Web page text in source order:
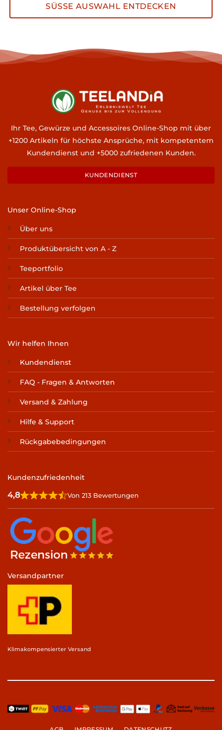
SÜSSE AUSWAHL ENTDECKEN
Ihr Tee, Gewürze und Accessoires Online-Shop mit über
+1200 Artikeln für höchste Ansprüche, mit kompetentem
Kundendienst und +5000 zufriedenen Kunden.
KUNDENDIENST
Unser Online-Shop
Über uns
Produktübersicht von A - Z
Teeportfolio
Artikel über Tee
Bestellung verfolgen
Wir helfen Ihnen
Kundendienst
FAQ - Fragen & Antworten
Versand & Zahlung
Hilfe & Support
Rückgabebedingungen
Kundenzufriedenheit
4,8 Von 213 Bewertungen
Versandpartner
Klimakompensierter Versand